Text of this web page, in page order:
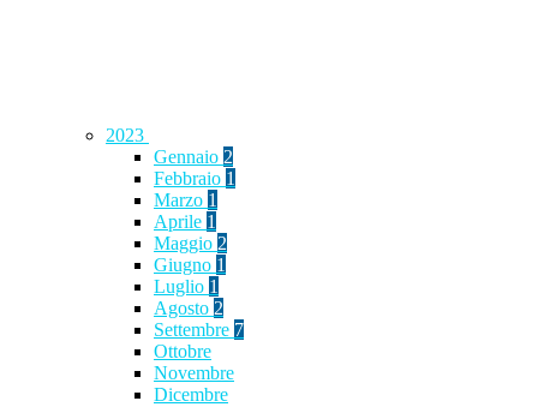
2023
Gennaio 2
Febbraio 1
Marzo 1
Aprile 1
Maggio 2
Giugno 1
Luglio 1
Agosto 2
Settembre 7
Ottobre
Novembre
Dicembre